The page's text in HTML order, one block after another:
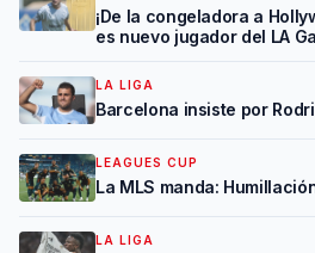
¡De la congeladora a
es nuevo jugador del LA
LA LIGA
Barcelona insiste por
LEAGUES CUP
La MLS manda:
LA LIGA